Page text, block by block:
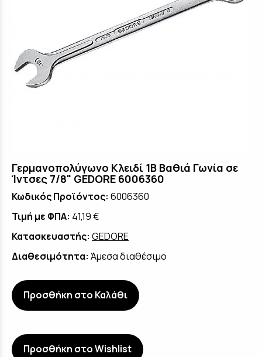
Γερμανοπολύγωνο Κλειδί 1B Βαθιά Γωνία σε
Ίντσες 7/8" GEDORE 6006360
Κωδικός Προϊόντος: 6006360
Τιμή με ΦΠΑ: 41,19 €
Κατασκευαστής: GEDORE
Διαθεσιμότητα: Άμεσα διαθέσιμο
Προσθήκη στο Καλάθι
Προσθήκη στο Wishlist